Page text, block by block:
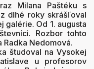
Milana Paštéku s
dlhé roky skrášľoval
Od 1. augusta
Rozbor tohto
Nedomová.
študoval na Vysokej
u profesorov